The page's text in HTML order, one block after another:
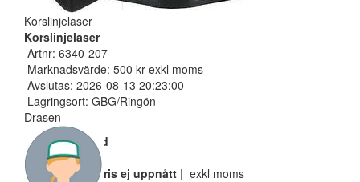
Korslinjelaser
Korslinjelaser
Artnr: 6340-207
Marknadsvärde: 500 kr exkl moms
Avslutas: 2026-08-13 20:23:00
Lagringsort: GBG/Ringön
Drasen
Nuvarande bud
100 SEK
Reservarionspris ej uppnått | exkl moms